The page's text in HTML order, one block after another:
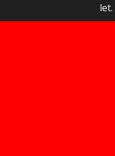
let.